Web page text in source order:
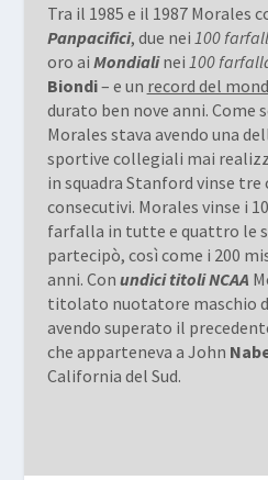
Tra il 1985 e il 1987 Morales
Panpacifici, due nei 100
oro ai Mondialinei 100
Biondi– e un record del
durato ben nove anni. Come
Morales stava avendo una
sportive collegiali mai
in squadra Stanford vinse tre
consecutivi. Morales vinse i
farfalla in tutte e quattro le
partecipò, così come i 200
anni. Con undici titoli NCAA
titolato nuotatore maschio
avendo superato il
che apparteneva a John
California del Sud.